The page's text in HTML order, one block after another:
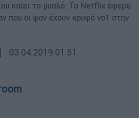
καίει το μυαλό: Το Netflix έφερε
που οι φαν έχουν κρυφό νο1 στην
03.04.2019 01:51